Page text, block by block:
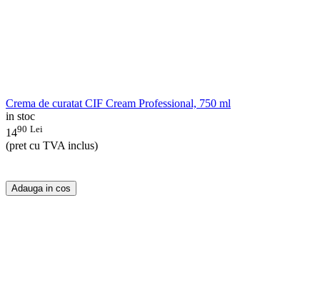
Crema de curatat CIF Cream Professional, 750 ml
in stoc
1490 Lei
(pret cu TVA inclus)
Adauga in cos